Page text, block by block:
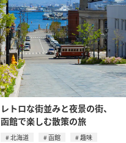
レトロな街並みと夜景の街、
函館で楽しむ散策の旅
北海道 函館
趣味